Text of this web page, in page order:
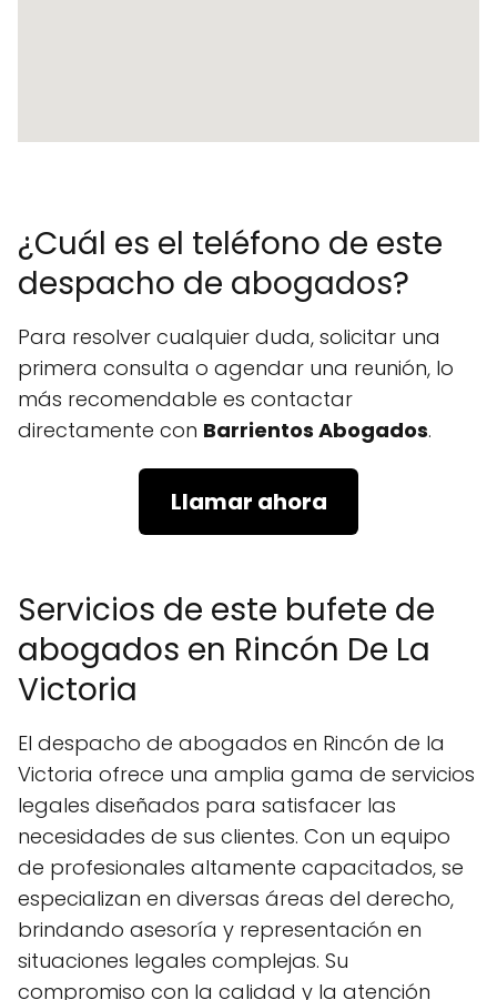
¿Cuál es el teléfono de este
despacho de abogados?
Para resolver cualquier duda, solicitar una
primera consulta o agendar una reunión, lo
más recomendable es contactar
directamente con Barrientos Abogados.
Llamar ahora
Servicios de este bufete de
abogados en Rincón De La
Victoria
El despacho de abogados en Rincón de la
Victoria ofrece una amplia gama de servicios
legales diseñados para satisfacer las
necesidades de sus clientes. Con un equipo
de profesionales altamente capacitados, se
especializan en diversas áreas del derecho,
brindando asesoría y representación en
situaciones legales complejas. Su
compromiso con la calidad y la atención